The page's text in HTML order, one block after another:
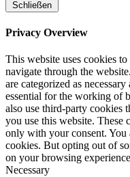
Schließen
Privacy Overview
This website uses cookies
navigate through the
are categorized as
essential for the working of
also use third-party cookies
you use this website.
only with your consent. You
cookies. But opting out of
on your browsing
Necessary